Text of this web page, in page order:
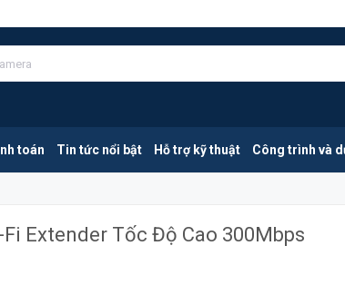
toán Tin tức nổi bật Hỗ trợ kỹ thuật Công trình và
Extender Tốc Độ Cao 300Mbps
MUA